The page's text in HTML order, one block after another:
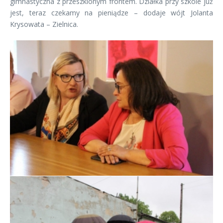
jest, teraz czekamy na pieniądze – dodaje wójt Jolanta
Krysowata – Zielnica.